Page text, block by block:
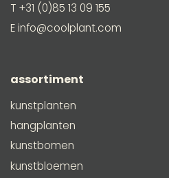
T +31 (0)85 13 09 155
Einfo@coolplant.com
assortiment
kunstplanten
hangplanten
kunstbomen
kunstbloemen